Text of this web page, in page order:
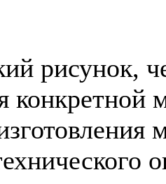
рисунок,